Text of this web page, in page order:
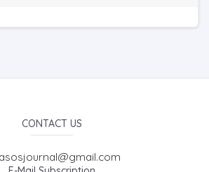
CONTACT US
asosjournal@gmail.com